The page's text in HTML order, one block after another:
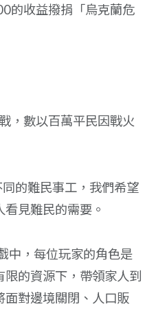
的收益撥捐「烏克蘭危
，數以百萬平民因戰火
的難民事工，我們希望
見難民的需要。
中，每位玩家的角色是
限的資源下，帶領家人到
面對邊境關閉、人口販